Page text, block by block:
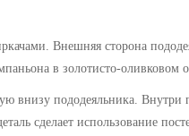
Внешняя сторона
в золотисто-оливковом
внизу пододеяльника. Внутри
сделает использование